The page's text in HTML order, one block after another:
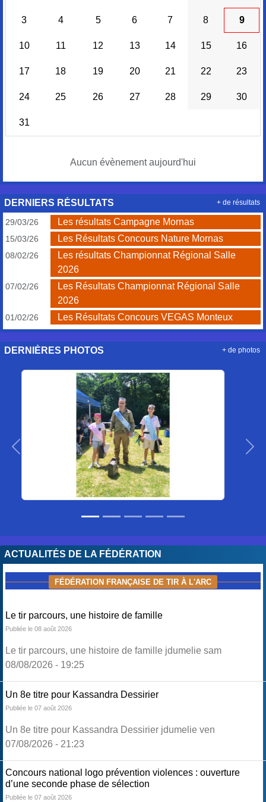
3 4 5 6 7 8 9
10 11 12 13 14 15 16
17 18 19 20 21 22 23
24 25 26 27 28 29 30
31
Aucun évènement aujourd'hui
DERNIERS RÉSULTATS
29/03/26 Les résultats Campagne Mornas
15/03/26 Les Résultats Concours Nature Mornas
08/02/26
Les résultats Championnat Régional Salle
2026
07/02/26
Les Résultats Championnat Régional Salle
2026
01/02/26 Les Résultats Concours VEGAS Monteux
+ de résultats
DERNIÈRES PHOTOS
Précedent
+ de photos
ACTUALITÉS DE LA FÉDÉRATION
FÉDÉRATION FRANÇAISE DE TIR À L'ARC
Le tir parcours, une histoire de famille
Publiée le 08 août 2026
Le tir parcours, une histoire de famille jdumelie sam
08/08/2026 - 19:25
Un 8e titre pour Kassandra Dessirier
Publiée le 07 août 2026
Un 8e titre pour Kassandra Dessirier jdumelie ven
07/08/2026 - 21:23
Concours national logo prévention violences : ouverture
d’une seconde phase de sélection
Publiée le 07 août 2026